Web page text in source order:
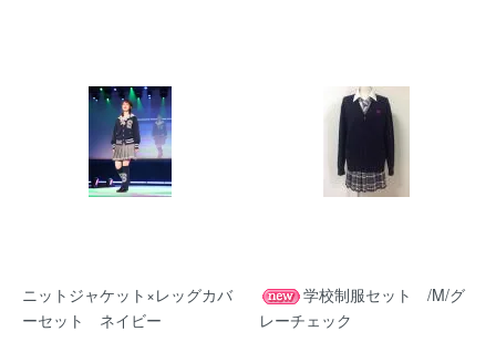
ニットジャケット×レッグカバ
ーセット ネイビー
学校制服セット /M/グ
レーチェック